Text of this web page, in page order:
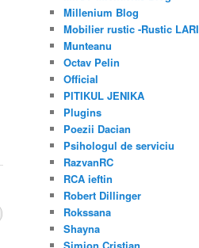
Millenium Blog
Mobilier rustic -Rustic LARI
Munteanu
Octav Pelin
Official
PITIKUL JENIKA
Plugins
Poezii Dacian
Psihologul de serviciu
RazvanRC
RCA ieftin
Robert Dillinger
Rokssana
Shayna